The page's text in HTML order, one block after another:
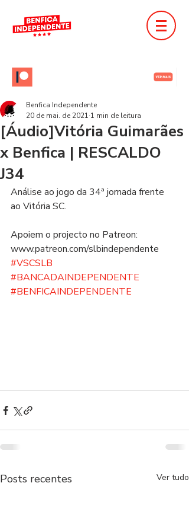
[Áudio]Vitória Guimarães
x Benfica | RESCALDO
J34
Benfica Independente
20 de mai. de 2021 1 min de leitura
Análise ao jogo da 34ª jornada frente
ao Vitória SC.
Apoiem o projecto no Patreon:
www.patreon.com/slbindependente
#VSCSLB
#BANCADAINDEPENDENTE
#BENFICAINDEPENDENTE
Posts recentes Ver tudo